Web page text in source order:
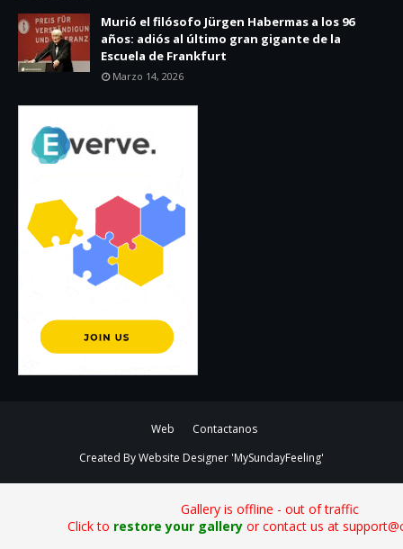
Murió el filósofo Jürgen Habermas a los 96
años: adiós al último gran gigante de la
Escuela de Frankfurt
Marzo 14, 2026
Web
Contactanos
Created ByWebsite Designer 'MySundayFeeling'
Gallery is offline - out of traffic
Click to restore your galleryor contact us at